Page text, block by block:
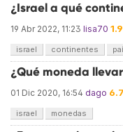
¿Israel a qué
19 Abr 2022, 11:23 lisa70
israel continentes
¿Qué moneda
01 Dic 2020, 16:54 dago
israel monedas